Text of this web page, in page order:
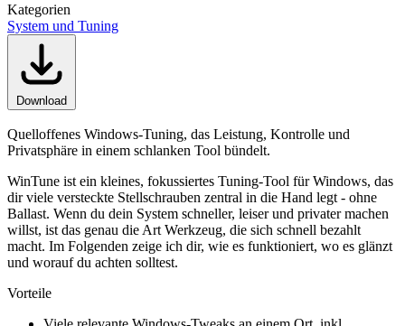
Kategorien
System und Tuning
Download
Quelloffenes Windows-Tuning, das Leistung, Kontrolle und
Privatsphäre in einem schlanken Tool bündelt.
WinTune ist ein kleines, fokussiertes Tuning-Tool für Windows, das
dir viele versteckte Stellschrauben zentral in die Hand legt - ohne
Ballast. Wenn du dein System schneller, leiser und privater machen
willst, ist das genau die Art Werkzeug, die sich schnell bezahlt
macht. Im Folgenden zeige ich dir, wie es funktioniert, wo es glänzt
und worauf du achten solltest.
Vorteile